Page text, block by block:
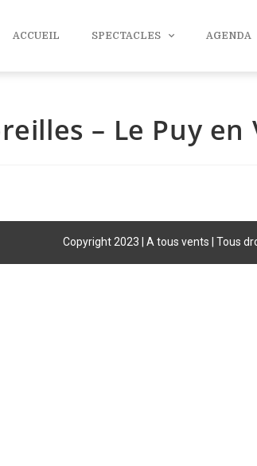
ACCUEIL SPECTACLES AGENDA
– Le Puy en
Copyright 2023 | A tous vents | Tous